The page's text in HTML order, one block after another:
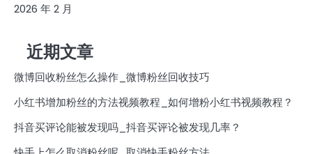
2026 年 2 月
近期文章
微博回收粉丝怎么操作_微博粉丝回收技巧
小红书增加粉丝的方法视频教程_如何增粉小红书视频教程？
抖音买评论能被发现吗_抖音买评论被发现几率？